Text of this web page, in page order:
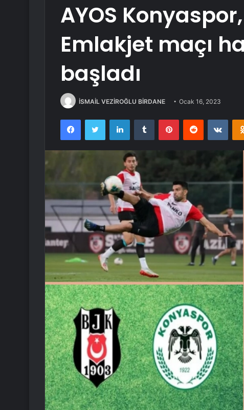
AYOS
Emlakjet maçı
başladı
İSMAİL VEZİROĞLU BİRDANE Ocak 16, 2023
FacebookTwitter LinkedInTumblr PinterestReddit